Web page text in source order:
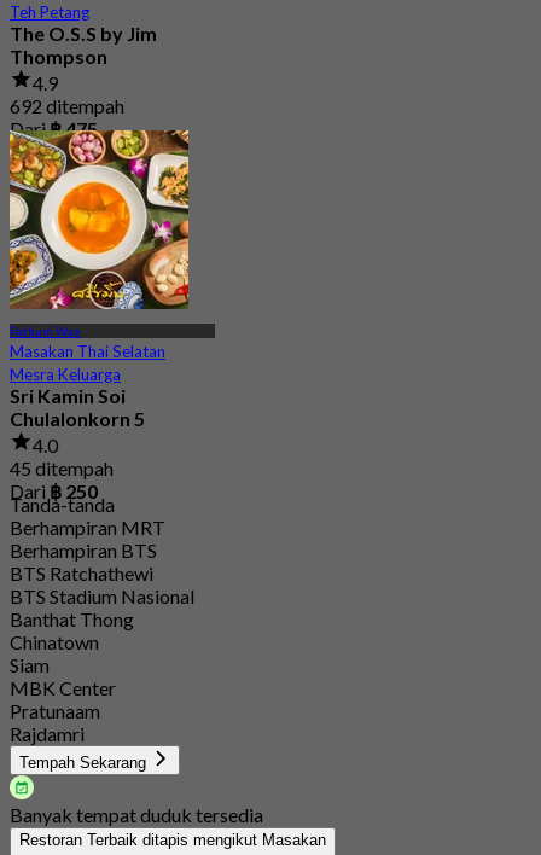
Teh Petang
The O.S.S by Jim
Thompson
4.9
692 ditempah
Dari฿ 475
Pathum Wan
Masakan Thai Selatan
Mesra Keluarga
Sri Kamin Soi
Chulalonkorn 5
4.0
45 ditempah
Dari ฿ 250
Tanda-tanda
Berhampiran MRT
Berhampiran BTS
BTS Ratchathewi
BTS Stadium Nasional
Banthat Thong
Chinatown
Siam
MBK Center
Pratunaam
Rajdamri
Tempah Sekarang
Banyak tempat duduk tersedia
Restoran Terbaik ditapis mengikut Masakan